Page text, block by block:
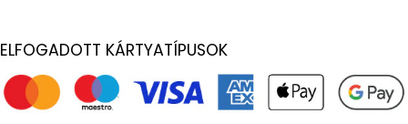
ELFOGADOTT KÁRTYATÍPUSOK